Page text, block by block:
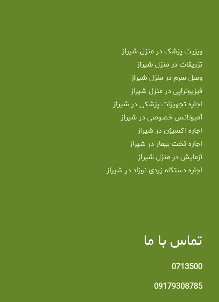
ویزیت پزشک در منزل شیراز
تزریقات در منزل شیراز
وصل سرم در منزل شیراز
فیزیوتراپی در منزل شیراز
اجاره تجهیزات پزشکی در شیراز
آمبولانس خصوصی در شیراز
اجاره اکسیژن در شیراز
اجاره تخت بیمار در شیراز
آزمایش در منزل شیراز
اجاره دستگاه زردی نوزاد در شیراز
تماس با ما
0713500
09179308785